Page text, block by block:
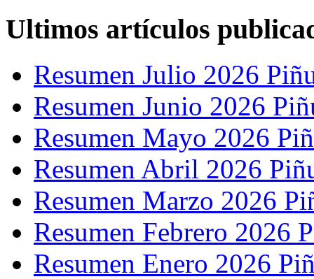
Ultimos artículos
Resumen Julio 2026
Resumen Junio 2026
Resumen Mayo 2026
Resumen Abril 2026
Resumen Marzo 2026
Resumen Febrero 2026
Resumen Enero 2026